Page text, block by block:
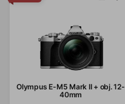
Olympus E-M5 Mark II + obj. 12-
40mm